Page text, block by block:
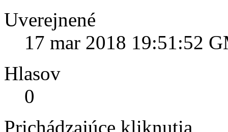
Uverejnené
17 mar 2018 19:51:52
Hlasov
0
Prichádzajúce kliknutia